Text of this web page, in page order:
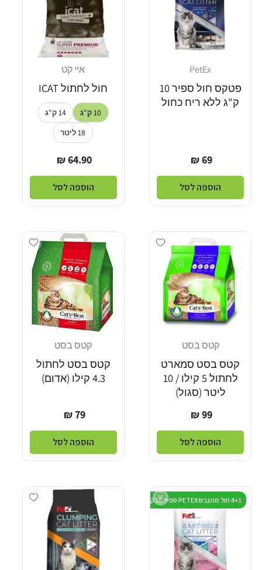
PetEx
פטקס חול ספיר 10
ק"ג ללא ריח כחול
מחיר
רגיל
69 ₪
הוספה לסל
איי קט
חול לחתול ICAT
10 ק"ג
14 ק"ג
18 ליטר
מחיר
רגיל
64.90 ₪
הוספה לסל
Add wishlist
קטס בסט
קטס בסט סמארט
לחתול 5 קילו / 10
ליטר (סגול)
מחיר
רגיל
99 ₪
הוספה לסל
Add wishlist
קטס בסט
קטס בסט לחתול
4.3 קילו (אדום)
מחיר
רגיל
79 ₪
הוספה לסל
Add wishlist
4+1 חול מתגבש PETEX ספיר 10 קילו
Add wishlist